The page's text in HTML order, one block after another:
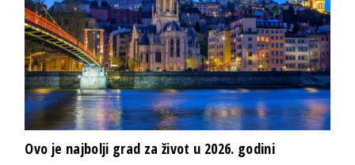
Ovo je najbolji grad za život u 2026. godini